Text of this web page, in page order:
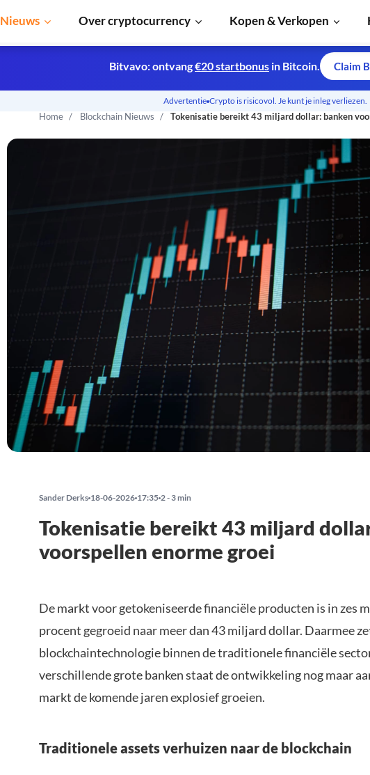
Nieuws Over cryptocurrency Kopen & Verkopen
Home Blockchain Nieuws Tokenisatie bereikt 43 miljard dollar: banken
Bitvavo: ontvang€20 startbonus in Bitcoin. Claim
Advertentie Crypto is risicovol. Je kunt je inleg verliezen.
Sander Derks 18-06-2026 17:35 2 - 3 min
Tokenisatie bereikt 43 miljard
voorspellen enorme groei
De markt voor getokeniseerde financiële producten is in zes
procent gegroeid naar meer dan 43 miljard dollar. Daarmee
blockchaintechnologie binnen de traditionele financiële
verschillende grote banken staat de ontwikkeling nog maar
markt de komende jaren explosief groeien.
Traditionele assets verhuizen naar de blockchain